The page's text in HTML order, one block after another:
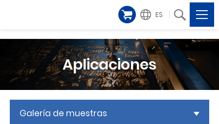
ES
Aplicaciones
Galería de muestras